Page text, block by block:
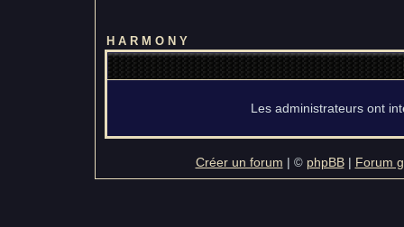
H A R M O N Y
Les administrateurs ont
Créer un forum | © phpBB| Forum